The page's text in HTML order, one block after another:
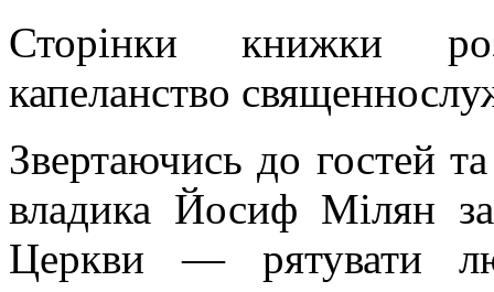
Сторінки книжки
капеланство
Звертаючись до гостей
владика Йосиф Мілян
Церкви — рятувати